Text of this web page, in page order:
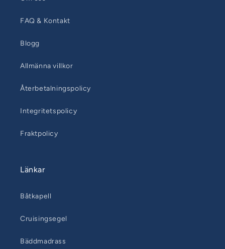
FAQ & Kontakt
Blogg
Allmänna villkor
Återbetalningspolicy
Integritetspolicy
Fraktpolicy
Länkar
Båtkapell
Cruisingsegel
Bäddmadrass